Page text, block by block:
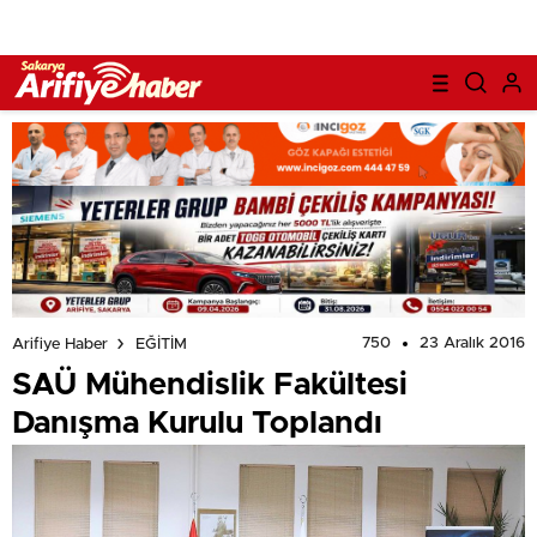
Arifiye Haber EĞİTİM 750 23 Aralık 2016
SAÜ Mühendislik Fakültesi
Danışma Kurulu Toplandı